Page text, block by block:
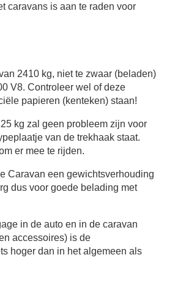
caravans is aan te raden voor
2410 kg, niet te zwaar (beladen)
V8. Controleer wel of deze
papieren (kenteken) staan!
kg zal geen probleem zijn voor
van de trekhaak staat.
er mee te rijden.
Caravan een gewichtsverhouding
dus voor goede belading met
in de auto en in de caravan
accessoires) is de
hoger dan in het algemeen als